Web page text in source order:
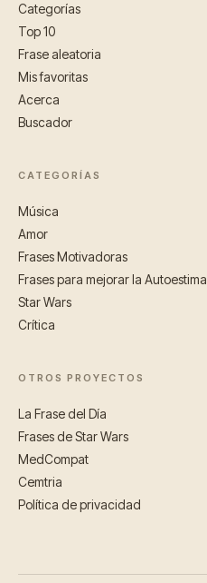
Categorías
Top 10
Frase aleatoria
Mis favoritas
Acerca
Buscador
CATEGORÍAS
Música
Amor
Frases Motivadoras
Frases para mejorar la Autoestima
Star Wars
Crítica
OTROS PROYECTOS
La Frase del Día
Frases de Star Wars
MedCompat
Cemtria
Política de privacidad